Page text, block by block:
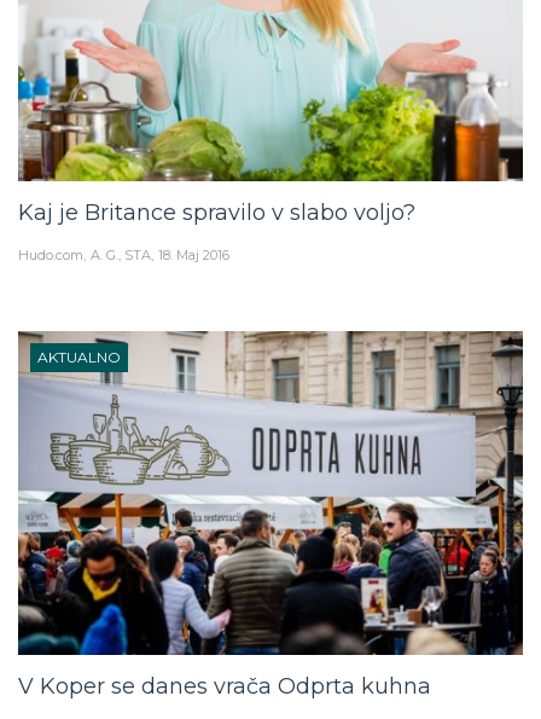
Kaj je Britance spravilo v slabo voljo?
Hudo.com A. G., STA 18. Maj 2016
AKTUALNO
V Koper se danes vrača Odprta kuhna